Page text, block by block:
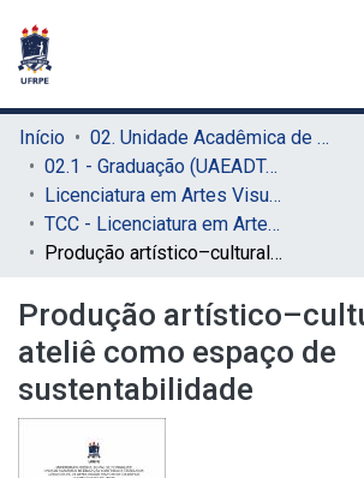
Início
02. Unidade Acadêmica de Educação a Distância e Tecnologia (UAEADTec)
02.1 - Graduação (UAEADTec)
Licenciatura em Artes Visuais (UAEADTec)
TCC - Licenciatura em Artes Visuais (UAEADTec)
Produção artístico–cultural: o ateliê como espaço de sustentabilidade
Produção
ateliê como espaço de
sustentabilidade